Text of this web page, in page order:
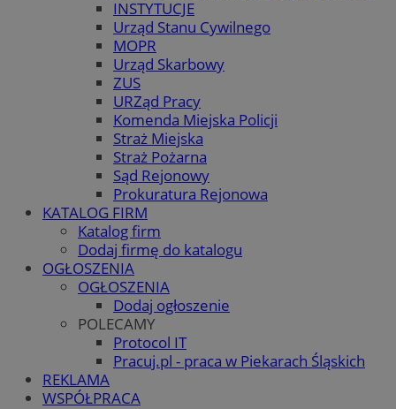
INSTYTUCJE
Urząd Stanu Cywilnego
MOPR
Urząd Skarbowy
ZUS
URZąd Pracy
Komenda Miejska Policji
Straż Miejska
Straż Pożarna
Sąd Rejonowy
Prokuratura Rejonowa
KATALOG FIRM
Katalog firm
Dodaj firmę do katalogu
OGŁOSZENIA
OGŁOSZENIA
Dodaj ogłoszenie
POLECAMY
Protocol IT
Pracuj.pl - praca w Piekarach Śląskich
REKLAMA
WSPÓŁPRACA